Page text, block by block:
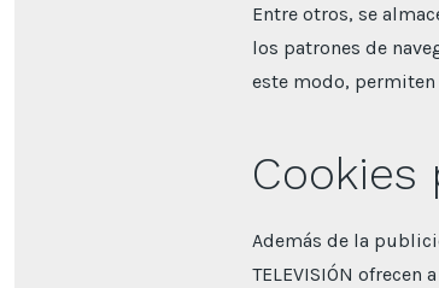
Entre otros, se
los patrones de
este modo,
Cookies
Además de la
TELEVISIÓN